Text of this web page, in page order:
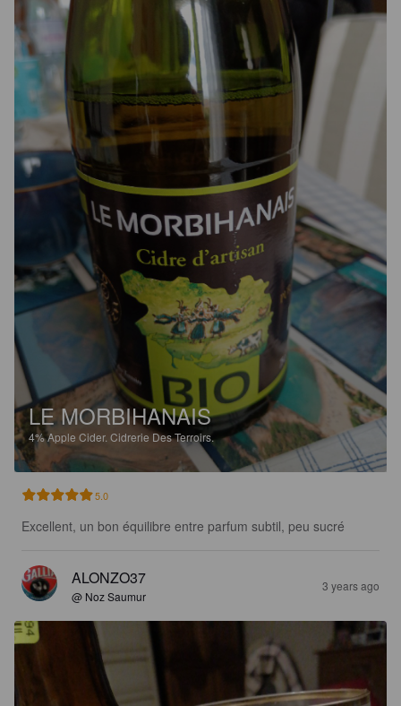
LE MORBIHANAIS
4%Apple Cider. Cidrerie Des Terroirs.
5.0
Excellent, un bon équilibre entre parfum subtil, peu sucré
ALONZO37
@ Noz Saumur
3 years ago